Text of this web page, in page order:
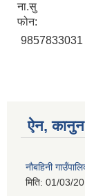
ना.सु
फोन:
9857833031
ऐन, कानुन
नौबहिनी
मिति: 01/03/